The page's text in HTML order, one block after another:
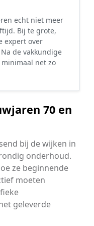
echt niet meer
Bij te grote,
expert over
de vakkundige
net zo
70 en
bij de wijken in
onderhoud.
ze beginnende
moeten
geleverde